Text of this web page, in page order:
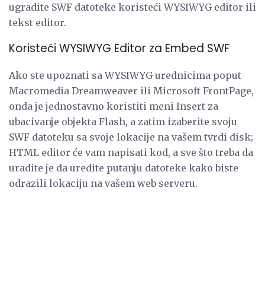
ugradite SWF datoteke koristeći WYSIWYG editor ili
tekst editor.
Koristeći WYSIWYG Editor za Embed SWF
Ako ste upoznati sa WYSIWYG urednicima poput
Macromedia Dreamweaver ili Microsoft FrontPage,
onda je jednostavno koristiti meni Insert za
ubacivanje objekta Flash, a zatim izaberite svoju
SWF datoteku sa svoje lokacije na vašem tvrdi disk;
HTML editor će vam napisati kod, a sve što treba da
uradite je da uredite putanju datoteke kako biste
odrazili lokaciju na vašem web serveru.